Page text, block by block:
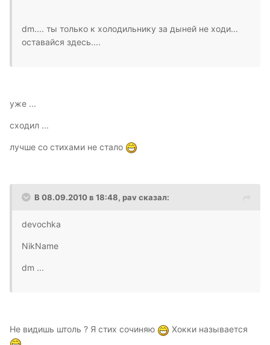
dm.... ты только к холодильнику за дыней не ходи...
оставайся здесь....
уже ...
сходил ...
лучше со стихами не стало
В 08.09.2010 в 18:48, pav сказал:
devochka
NikName
dm ...
Не видишь штоль ? Я стих сочиняю Хокки называется